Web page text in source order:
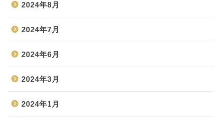
2024年8月
2024年7月
2024年6月
2024年3月
2024年1月